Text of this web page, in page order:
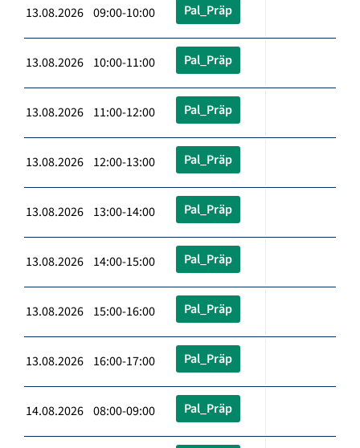
13.08.2026 09:00-10:00 Pal_Präp
13.08.2026 10:00-11:00 Pal_Präp
13.08.2026 11:00-12:00 Pal_Präp
13.08.2026 12:00-13:00 Pal_Präp
13.08.2026 13:00-14:00 Pal_Präp
13.08.2026 14:00-15:00 Pal_Präp
13.08.2026 15:00-16:00 Pal_Präp
13.08.2026 16:00-17:00 Pal_Präp
14.08.2026 08:00-09:00 Pal_Präp